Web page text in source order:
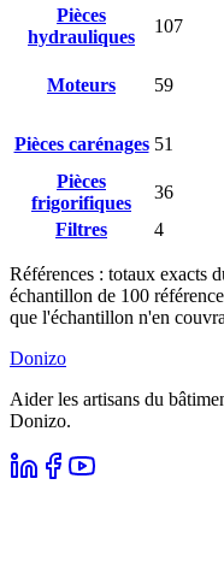
Pièces
hydrauliques
107
Moteurs 59
Pièces carénages 51
Pièces
frigorifiques
36
Filtres
4
Références : totaux exacts
échantillon de 100
que l'échantillon n'en
Donizo
Aider les artisans du
Donizo.